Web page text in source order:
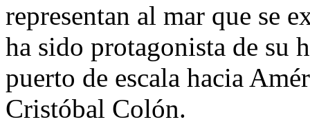
representan al mar que se
ha sido protagonista de su
puerto de escala hacia
Cristóbal Colón.